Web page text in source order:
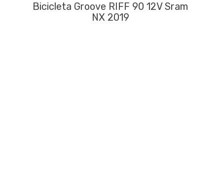
Bicicleta Groove RIFF 90 12V Sram
NX 2019